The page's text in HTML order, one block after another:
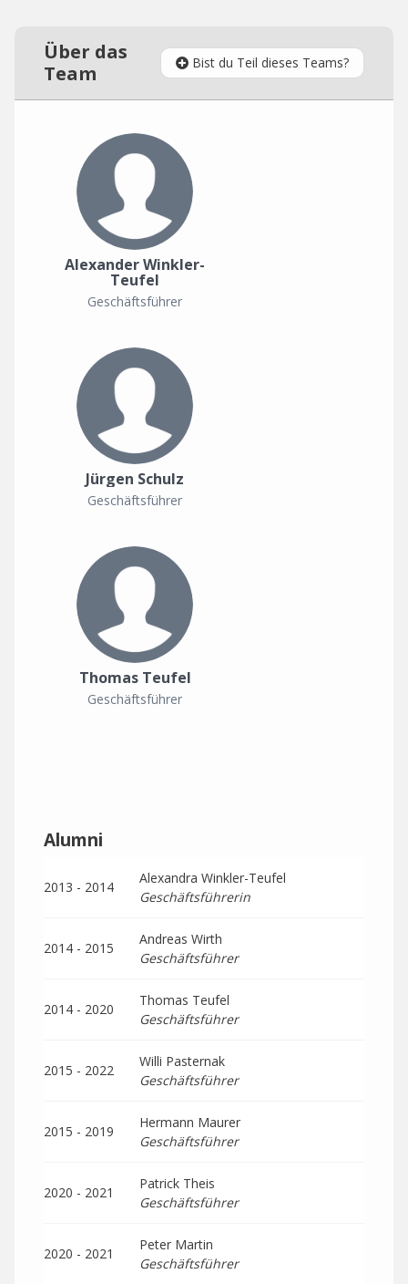
Über das
Team
Bist du Teil dieses Teams?
Alexander Winkler-
Teufel
Geschäftsführer
Jürgen Schulz
Geschäftsführer
Thomas Teufel
Geschäftsführer
Alumni
2013 - 2014
Alexandra Winkler-Teufel
Geschäftsführerin
2014 - 2015
Andreas Wirth
Geschäftsführer
2014 - 2020
Thomas Teufel
Geschäftsführer
2015 - 2022
Willi Pasternak
Geschäftsführer
2015 - 2019
Hermann Maurer
Geschäftsführer
2020 - 2021
Patrick Theis
Geschäftsführer
2020 - 2021
Peter Martin
Geschäftsführer